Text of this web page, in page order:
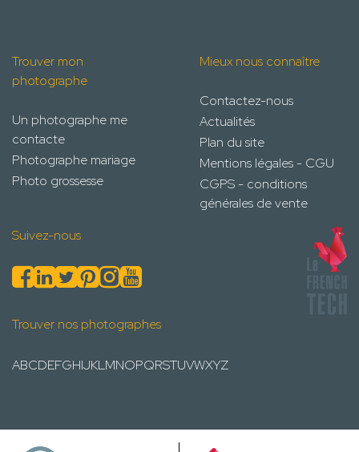
Trouver mon
photographe
Un photographe me
contacte
Photographe mariage
Photo grossesse
Mieux nous connaître
Contactez-nous
Actualités
Plan du site
Mentions légales - CGU
CGPS - conditions
générales de vente
Suivez-nous
Trouver nos photographes
ABCDEFGHIJKLMNOPQRSTUVWXYZ